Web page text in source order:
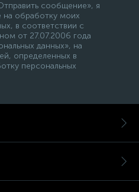
сообщение», я
на обработку моих
в соответствии с
от 27.07.2006 года
данных», на
определенных в
персональных